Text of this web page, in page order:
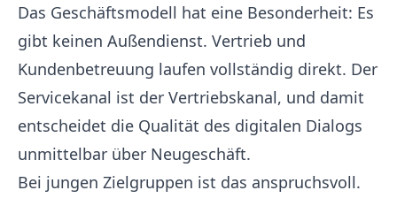
Das Geschäftsmodell hat eine Besonderheit: Es
gibt keinen Außendienst. Vertrieb und
Kundenbetreuung laufen vollständig direkt. Der
Servicekanal ist der Vertriebskanal, und damit
entscheidet die Qualität des digitalen Dialogs
unmittelbar über Neugeschäft.
Bei jungen Zielgruppen ist das anspruchsvoll.